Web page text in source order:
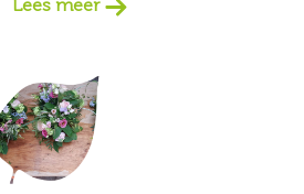
Lees meer